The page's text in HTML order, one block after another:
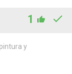
1
y